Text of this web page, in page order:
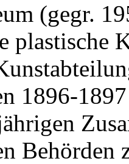
(gegr.
plastische
1896-
Behörden